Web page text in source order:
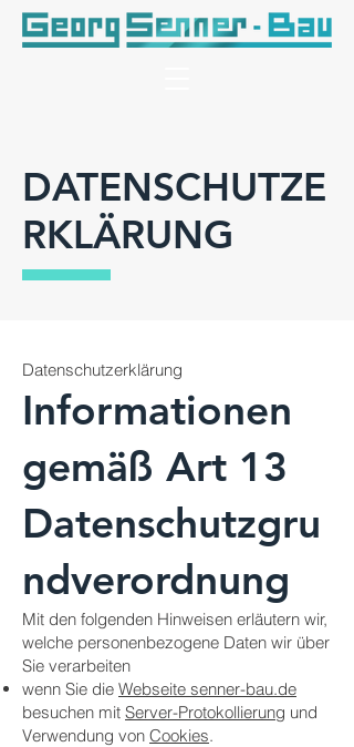
DATENSCHUTZE
RKLÄRUNG
Datenschutzerklärung
Informationen
gemäß Art 13
Datenschutzgru
ndverordnung
Mit den folgenden Hinweisen erläutern wir,
welche personenbezogene Daten wir über
Sie verarbeiten
wenn Sie die Webseite senner-bau.de
besuchen mit Server-Protokollierung und
Verwendung von Cookies.